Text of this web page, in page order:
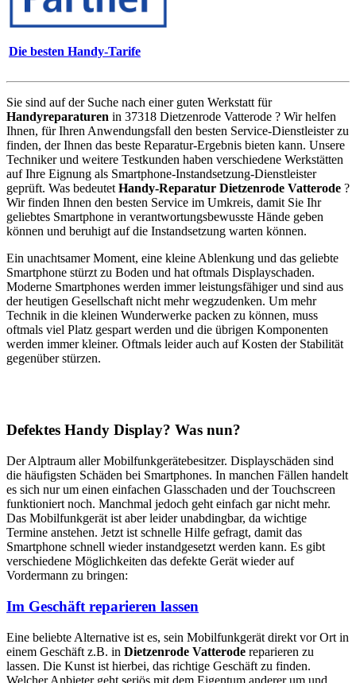
Die besten Handy-Tarife
Sie sind auf der Suche nach einer guten Werkstatt für
Handyreparaturen in 37318 Dietzenrode Vatterode ? Wir helfen
Ihnen, für Ihren Anwendungsfall den besten Service-Dienstleister zu
finden, der Ihnen das beste Reparatur-Ergebnis bieten kann. Unsere
Techniker und weitere Testkunden haben verschiedene Werkstätten
auf Ihre Eignung als Smartphone-Instandsetzung-Dienstleister
geprüft. Was bedeutet Handy-Reparatur Dietzenrode Vatterode ?
Wir finden Ihnen den besten Service im Umkreis, damit Sie Ihr
geliebtes Smartphone in verantwortungsbewusste Hände geben
können und beruhigt auf die Instandsetzung warten können.
Ein unachtsamer Moment, eine kleine Ablenkung und das geliebte
Smartphone stürzt zu Boden und hat oftmals Displayschaden.
Moderne Smartphones werden immer leistungsfähiger und sind aus
der heutigen Gesellschaft nicht mehr wegzudenken. Um mehr
Technik in die kleinen Wunderwerke packen zu können, muss
oftmals viel Platz gespart werden und die übrigen Komponenten
werden immer kleiner. Oftmals leider auch auf Kosten der Stabilität
gegenüber stürzen.
Defektes Handy Display? Was nun?
Der Alptraum aller Mobilfunkgerätebesitzer. Displayschäden sind
die häufigsten Schäden bei Smartphones. In manchen Fällen handelt
es sich nur um einen einfachen Glasschaden und der Touchscreen
funktioniert noch. Manchmal jedoch geht einfach gar nicht mehr.
Das Mobilfunkgerät ist aber leider unabdingbar, da wichtige
Termine anstehen. Jetzt ist schnelle Hilfe gefragt, damit das
Smartphone schnell wieder instandgesetzt werden kann. Es gibt
verschiedene Möglichkeiten das defekte Gerät wieder auf
Vordermann zu bringen:
Im Geschäft reparieren lassen
Eine beliebte Alternative ist es, sein Mobilfunkgerät direkt vor Ort in
einem Geschäft z.B. in Dietzenrode Vatterode reparieren zu
lassen. Die Kunst ist hierbei, das richtige Geschäft zu finden.
Welcher Anbieter geht seriös mit dem Eigentum anderer um und